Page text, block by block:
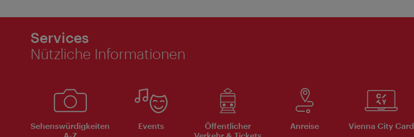
Services
Nützliche Informationen
Sehenswürdigkeiten
Events
Öffentlicher
Anreise Vienna City Card